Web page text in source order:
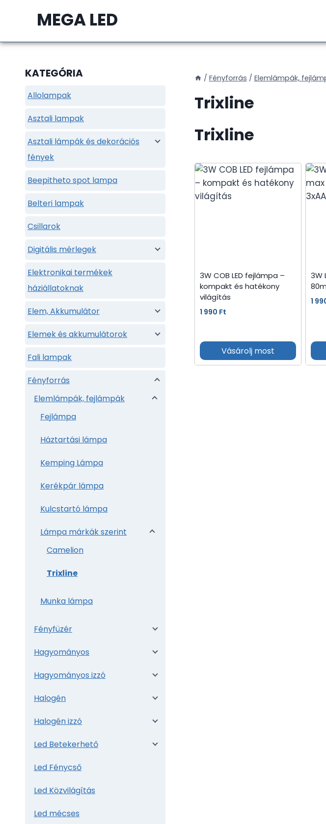
MEGA LED
/ Fényforrás / Elemlámpák,
Trixline
Trixline
3W COB LED fejlámpa –
kompakt és hatékony
világítás
1 990 Ft
Vásárolj most
3W
1
KATEGÓRIA
Allolampak
Asztali lampak
Asztali lámpák és dekorációs
fények
Beepitheto spot lampa
Belteri lampak
Csillarok
Digitális mérlegek
Elektronikai termékek
háziállatoknak
Elem, Akkumulátor
Elemek és akkumulátorok
Fali lampak
Fényforrás
Elemlámpák, fejlámpák
Fejlámpa
Háztartási lámpa
Kemping Lámpa
Kerékpár lámpa
Kulcstartó lámpa
Lámpa márkák szerint
Camelion
Trixline
Munka lámpa
Fényfüzér
Hagyományos
Hagyományos izzó
Halogén
Halogén izzó
Led Betekerhető
Led Fénycső
Led Közvilágítás
Led mécses